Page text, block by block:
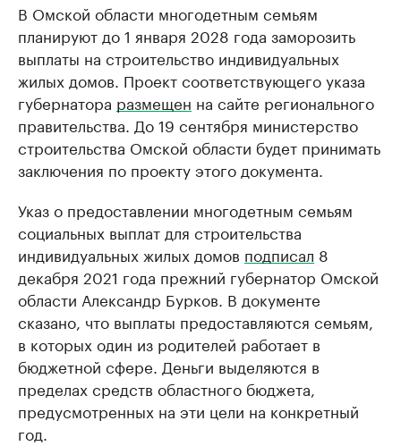
В Омской области многодетным семьям
планируют до 1 января 2028 года заморозить
выплаты на строительство индивидуальных
жилых домов. Проект соответствующего указа
губернатора размещен на сайте регионального
правительства. До 19 сентября министерство
строительства Омской области будет принимать
заключения по проекту этого документа.
Указ о предоставлении многодетным семьям
социальных выплат для строительства
индивидуальных жилых домов подписал 8
декабря 2021 года прежний губернатор Омской
области Александр Бурков. В документе
сказано, что выплаты предоставляются семьям,
в которых один из родителей работает в
бюджетной сфере. Деньги выделяются в
пределах средств областного бюджета,
предусмотренных на эти цели на конкретный
год.